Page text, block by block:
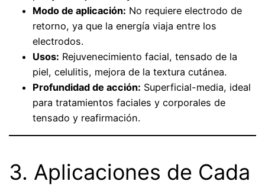
Modo de aplicación: No requiere electrodo de
retorno, ya que la energía viaja entre los
electrodos.
Usos: Rejuvenecimiento facial, tensado de la
piel, celulitis, mejora de la textura cutánea.
Profundidad de acción: Superficial-media, ideal
para tratamientos faciales y corporales de
tensado y reafirmación.
3. Aplicaciones de Cada